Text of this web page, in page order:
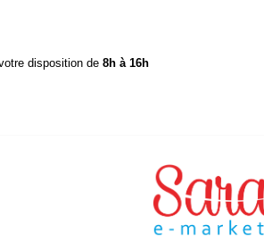
disposition de 8h à 16h.